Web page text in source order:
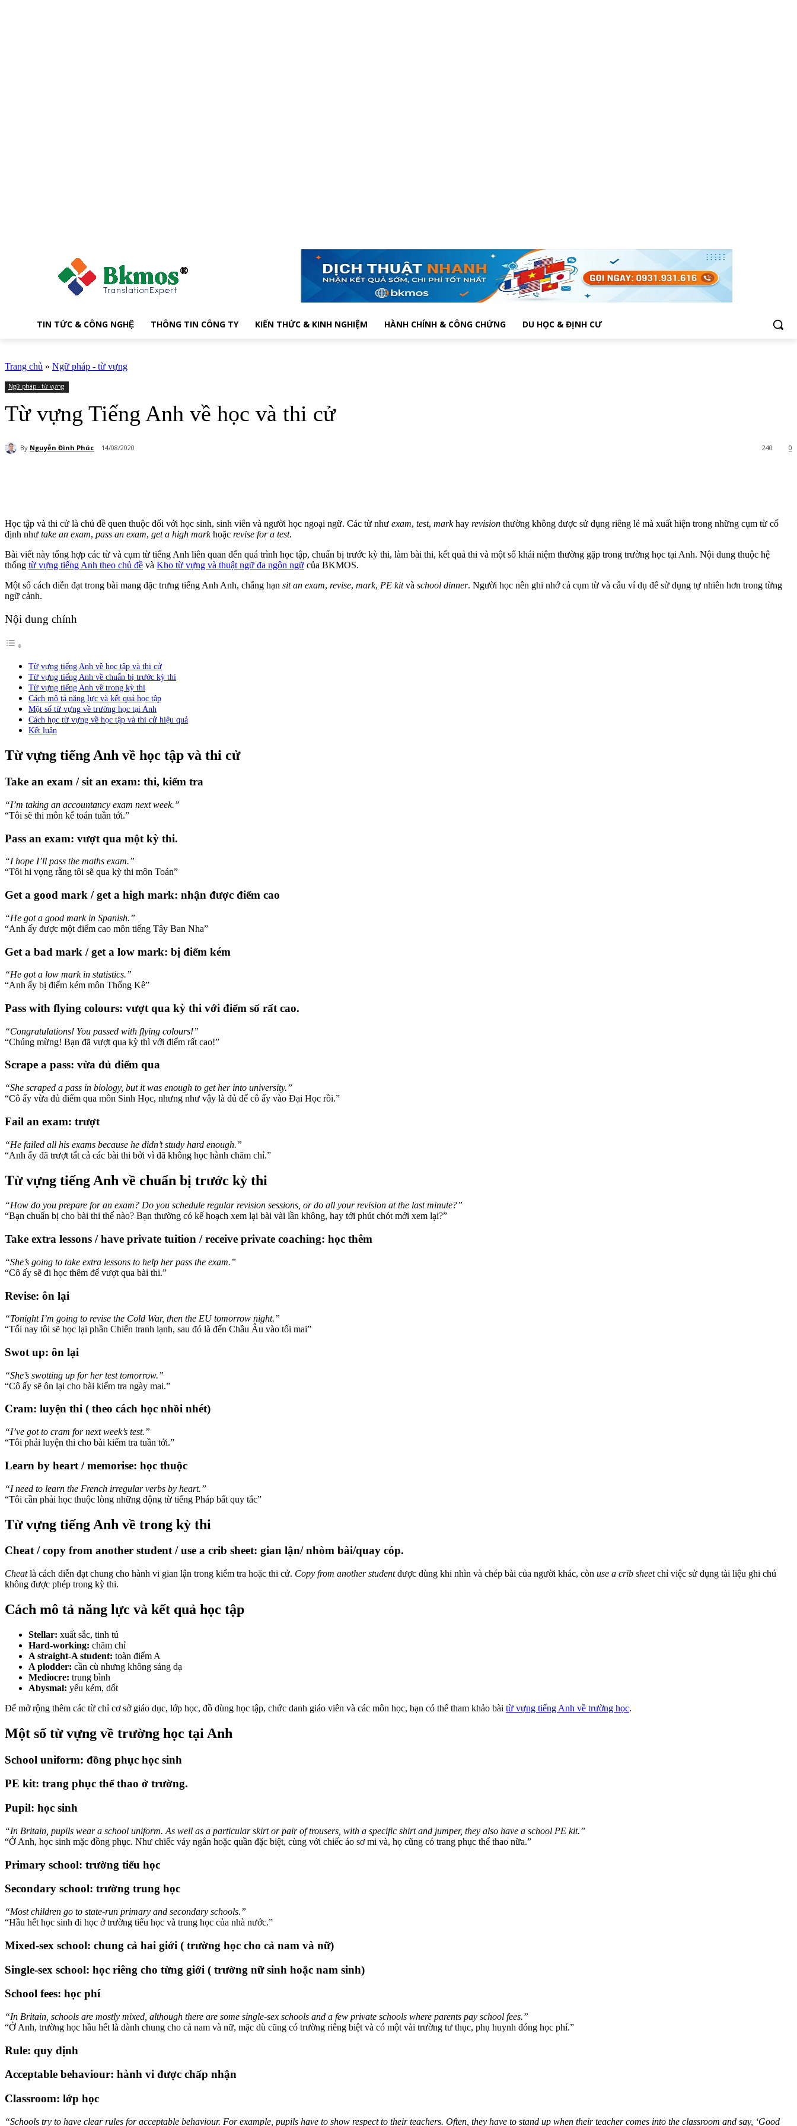
TIN TỨC & CÔNG NGHỆ THÔNG TIN CÔNG TY KIẾN THỨC & KINH NGHIỆM HÀNH CHÍNH & CÔNG CHỨNG DU HỌC & ĐỊNH CƯ
Trang chủ » Ngữ pháp - từ vựng
Ngữ pháp - từ vựng
Từ vựng Tiếng Anh về học và thi cử
By Nguyễn Đình Phúc 14/08/2020 0
240
Học tập và thi cử là chủ đề quen thuộc đối với học sinh, sinh viên và người học ngoại ngữ. Các từ như exam, test, markhay revision thường không được sử dụng riêng lẻ mà xuất hiện trong những cụm từ cố
định như take an exam, pass an exam, get a high markhoặc revise for a test.
Bài viết này tổng hợp các từ và cụm từ tiếng Anh liên quan đến quá trình học tập, chuẩn bị trước kỳ thi, làm bài thi, kết quả thi và một số khái niệm thường gặp trong trường học tại Anh. Nội dung thuộc hệ
thống từ vựng tiếng Anh theo chủ đề và Kho từ vựng và thuật ngữ đa ngôn ngữ của BKMOS.
Một số cách diễn đạt trong bài mang đặc trưng tiếng Anh Anh, chẳng hạn sit an exam, revise, mark, PE kitvà school dinner. Người học nên ghi nhớ cả cụm từ và câu ví dụ để sử dụng tự nhiên hơn trong từng
ngữ cảnh.
Nội dung chính
Từ vựng tiếng Anh về học tập và thi cử
Từ vựng tiếng Anh về chuẩn bị trước kỳ thi
Từ vựng tiếng Anh về trong kỳ thi
Cách mô tả năng lực và kết quả học tập
Một số từ vựng về trường học tại Anh
Cách học từ vựng về học tập và thi cử hiệu quả
Kết luận
Từ vựng tiếng Anh về học tập và thi cử
Take an exam / sit an exam: thi, kiểm tra
“I’m taking an accountancy exam next week.”
“Tôi sẽ thi môn kế toán tuần tới.”
Pass an exam: vượt qua một kỳ thi.
“I hope I’ll pass the maths exam.”
“Tôi hi vọng rằng tôi sẽ qua kỳ thi môn Toán”
Get a good mark / get a high mark: nhận được điểm cao
“He got a good mark in Spanish.”
“Anh ấy được một điểm cao môn tiếng Tây Ban Nha”
Get a bad mark / get a low mark: bị điểm kém
“He got a low mark in statistics.”
“Anh ấy bị điểm kém môn Thống Kê”
Pass with flying colours: vượt qua kỳ thi với điểm số rất cao.
“Congratulations! You passed with flying colours!”
“Chúng mừng! Bạn đã vượt qua kỳ thì với điểm rất cao!”
Scrape a pass: vừa đủ điểm qua
“She scraped a pass in biology, but it was enough to get her into university.”
“Cô ấy vừa đủ điểm qua môn Sinh Học, nhưng như vậy là đủ để cô ấy vào Đại Học rồi.”
Fail an exam: trượt
“He failed all his exams because he didn’t study hard enough.”
“Anh ấy đã trượt tất cả các bài thi bởi vì đã không học hành chăm chỉ.”
Từ vựng tiếng Anh về chuẩn bị trước kỳ thi
“How do you prepare for an exam? Do you schedule regular revision sessions, or do all your revision at the last minute?”
“Bạn chuẩn bị cho bài thi thế nào? Bạn thường có kế hoạch xem lại bài vài lần không, hay tới phút chót mới xem lại?”
Take extra lessons / have private tuition / receive private coaching: học thêm
“She’s going to take extra lessons to help her pass the exam.”
“Cô ấy sẽ đi học thêm để vượt qua bài thi.”
Revise: ôn lại
“Tonight I’m going to revise the Cold War, then the EU tomorrow night.”
“Tối nay tôi sẽ học lại phần Chiến tranh lạnh, sau đó là đến Châu Âu vào tối mai”
Swot up: ôn lại
“She’s swotting up for her test tomorrow.”
“Cô ấy sẽ ôn lại cho bài kiểm tra ngày mai.”
Cram: luyện thi ( theo cách học nhồi nhét)
“I’ve got to cram for next week’s test.”
“Tôi phải luyện thi cho bài kiểm tra tuần tới.”
Learn by heart / memorise: học thuộc
“I need to learn the French irregular verbs by heart.”
“Tôi cần phải học thuộc lòng những động từ tiếng Pháp bất quy tắc”
Từ vựng tiếng Anh về trong kỳ thi
Cheat / copy from another student / use a crib sheet: gian lận/ nhòm bài/quay cóp.
Cheatlà cách diễn đạt chung cho hành vi gian lận trong kiểm tra hoặc thi cử. Copy from another studentđược dùng khi nhìn và chép bài của người khác, còn use a crib sheetchỉ việc sử dụng tài liệu ghi chú
không được phép trong kỳ thi.
Cách mô tả năng lực và kết quả học tập
Stellar: xuất sắc, tinh tú
Hard-working: chăm chỉ
A straight-A student: toàn điểm A
A plodder: cần cù nhưng không sáng dạ
Mediocre: trung bình
Abysmal: yếu kém, dốt
Để mở rộng thêm các từ chỉ cơ sở giáo dục, lớp học, đồ dùng học tập, chức danh giáo viên và các môn học, bạn có thể tham khảo bài từ vựng tiếng Anh về trường học.
Một số từ vựng về trường học tại Anh
School uniform: đồng phục học sinh
PE kit: trang phục thể thao ở trường.
Pupil: học sinh
“In Britain, pupils wear a school uniform. As well as a particular skirt or pair of trousers, with a specific shirt and jumper, they also have a school PE kit.”
“Ở Anh, học sinh mặc đồng phục. Như chiếc váy ngắn hoặc quần đặc biệt, cùng với chiếc áo sơ mi và, họ cũng có trang phục thể thao nữa.”
Primary school: trường tiểu học
Secondary school: trường trung học
“Most children go to state-run primary and secondary schools.”
“Hầu hết học sinh đi học ở trường tiểu học và trung học của nhà nước.”
Mixed-sex school: chung cả hai giới ( trường học cho cả nam và nữ)
Single-sex school: học riêng cho từng giới ( trường nữ sinh hoặc nam sinh)
School fees: học phí
“In Britain, schools are mostly mixed, although there are some single-sex schools and a few private schools where parents pay school fees.”
“Ở Anh, trường học hầu hết là dành chung cho cả nam và nữ, mặc dù cũng có trường riêng biệt và có một vài trường tư thục, phụ huynh đóng học phí.”
Rule: quy định
Acceptable behaviour: hành vi được chấp nhận
Classroom: lớp học
“Schools try to have clear rules for acceptable behaviour. For example, pupils have to show respect to their teachers. Often, they have to stand up when their teacher comes into the classroom and say, ‘Good